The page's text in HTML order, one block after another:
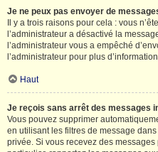
Je ne peux pas envoyer de
Il y a trois raisons pour cela : vous
l’administrateur a désactivé la
l’administrateur vous a empêché
l’administrateur pour plus
Haut
Je reçois sans arrêt des messages
Vous pouvez supprimer
en utilisant les filtres de message
privée. Si vous recevez des messages